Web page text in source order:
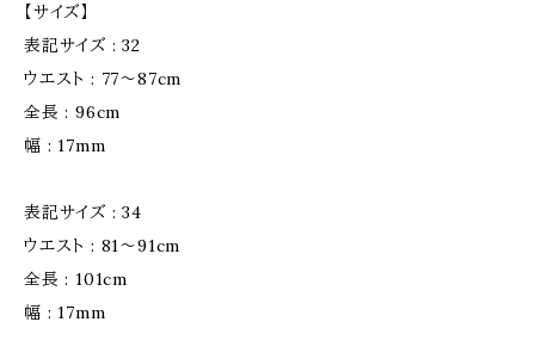
【サイズ】
表記サイズ : 32
ウエスト : 77〜87cm
全長 : 96cm
幅 : 17mm
表記サイズ : 34
ウエスト : 81〜91cm
全長 : 101cm
幅 : 17mm